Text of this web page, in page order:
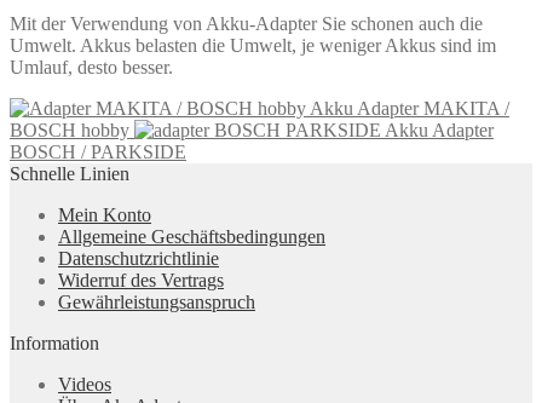
Mit der Verwendung von Akku-Adapter Sie schonen auch die
Umwelt. Akkus belasten die Umwelt, je weniger Akkus sind im
Umlauf, desto besser.
Akku Adapter MAKITA /
BOSCH hobby
Akku Adapter
BOSCH / PARKSIDE
Schnelle Linien
Mein Konto
Allgemeine Geschäftsbedingungen
Datenschutzrichtlinie
Widerruf des Vertrags
Gewährleistungsanspruch
Information
Videos